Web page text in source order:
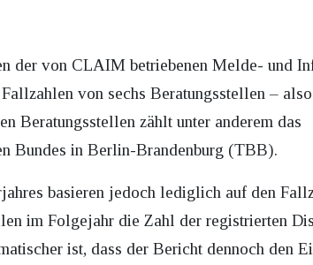
der von CLAIM betriebenen Melde- und
von sechs Beratungsstellen –
Beratungsstellen zählt unter anderem das
Bundes in Berlin-Brandenburg (TBB).
basieren jedoch lediglich auf den
im Folgejahr die Zahl der registrierten
ist, dass der Bericht dennoch den